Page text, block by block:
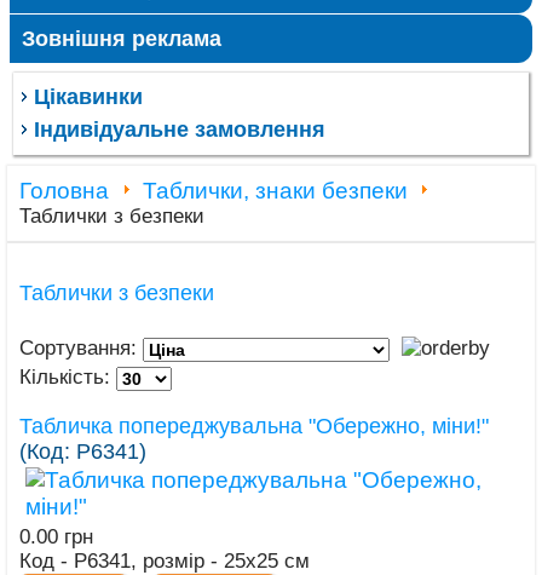
Зовнішня реклама
Цікавинки
Індивідуальне замовлення
Головна Таблички, знаки безпеки
Таблички з безпеки
Таблички з безпеки
Сортування:
Кількість:
Табличка попереджувальна "Обережно, міни!"
(Код: Р6341)
0.00 грн
Код - Р6341, розмір - 25х25 см